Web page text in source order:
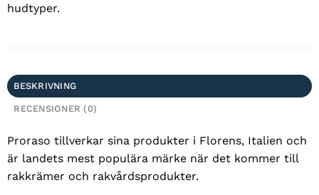
hudtyper.
BESKRIVNING
RECENSIONER (0)
Proraso tillverkar sina produkter i Florens, Italien och
är landets mest populära märke när det kommer till
rakkrämer och rakvårdsprodukter.